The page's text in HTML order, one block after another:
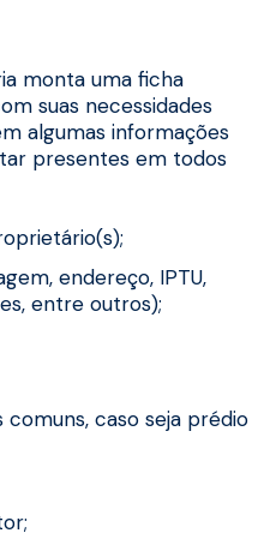
monta uma ficha
suas necessidades
algumas informações
presentes em todos
endereço, IPTU,
entre outros);
caso seja prédio